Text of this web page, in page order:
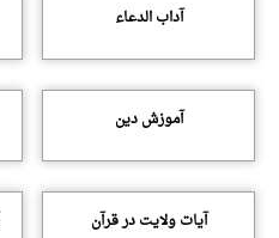
آداب الدعاء
آموزش دین
آیات ولایت در قرآن